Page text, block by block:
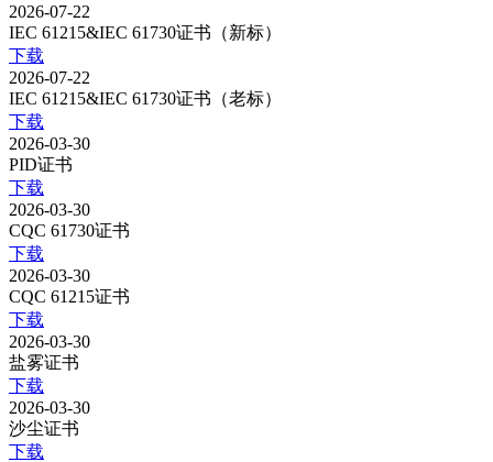
2026-07-22
IEC 61215&IEC 61730证书（新标）
下载
2026-07-22
IEC 61215&IEC 61730证书（老标）
下载
2026-03-30
PID证书
下载
2026-03-30
CQC 61730证书
下载
2026-03-30
CQC 61215证书
下载
2026-03-30
盐雾证书
下载
2026-03-30
沙尘证书
下载